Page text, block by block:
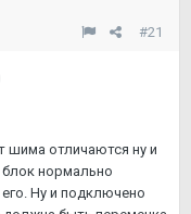
#21
шима отличаются ну и
блок нормально
Ну и подключено